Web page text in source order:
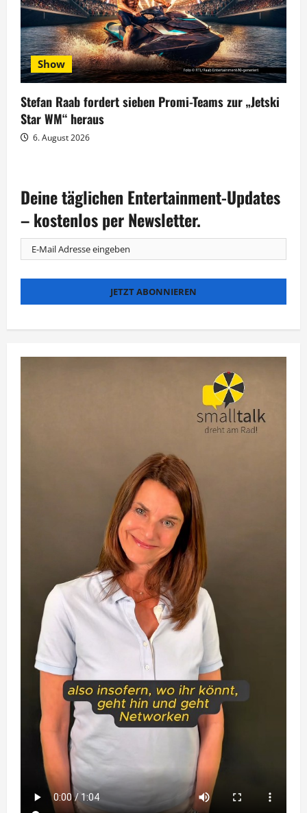
Show
Stefan Raab fordert sieben Promi-Teams zur „Jetski
Star WM“ heraus
6. August 2026
Deine täglichen Entertainment-Updates
– kostenlos per Newsletter.